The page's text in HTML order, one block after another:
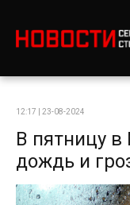
12:17 | 23-08-2024
В пятницу
дождь и